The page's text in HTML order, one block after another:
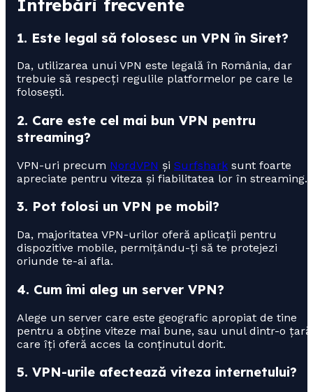
Întrebări frecvente
1. Este legal să folosesc un VPN în Siret?
Da, utilizarea unui VPN este legală în România, dar
trebuie să respecți regulile platformelor pe care le
folosești.
2. Care este cel mai bun VPN pentru
streaming?
VPN-uri precum NordVPN și Surfshark sunt foarte
apreciate pentru viteza și fiabilitatea lor în streaming.
3. Pot folosi un VPN pe mobil?
Da, majoritatea VPN-urilor oferă aplicații pentru
dispozitive mobile, permițându-ți să te protejezi
oriunde te-ai afla.
4. Cum îmi aleg un server VPN?
Alege un server care este geografic apropiat de tine
pentru a obține viteze mai bune, sau unul dintr-o țară
care îți oferă acces la conținutul dorit.
5. VPN-urile afectează viteza internetului?